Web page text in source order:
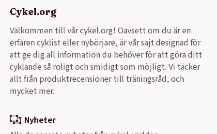
Cykel.org
Välkommen till vår cykel.org! Oavsett om du är en
erfaren cyklist eller nybörjare, är vår sajt designad för
att ge dig all information du behöver för att göra ditt
cyklande så roligt och smidigt som möjligt. Vi täcker
allt från produktrecensioner till träningsråd, och
mycket mer.
Nyheter